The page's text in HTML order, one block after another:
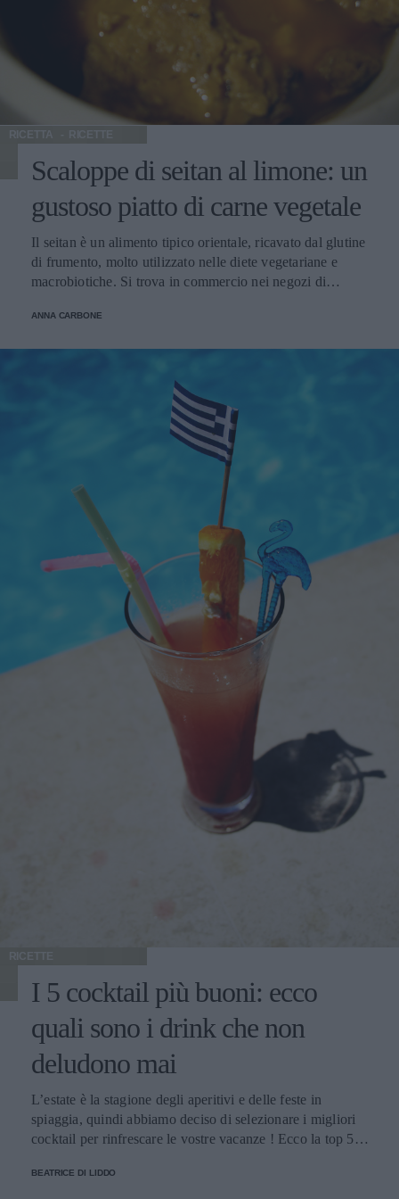
chi soffre di calcoli renali poiché, rilasciando grandi
quantità di liquidi, appesantiscono le funzioni di questi
RICETTA
Scaloppe di seitan al limone: un
gustoso piatto di carne vegetale
Il seitan è un alimento tipico orientale, ricavato dal glutine
di frumento, molto utilizzato nelle diete vegetariane e
macrobiotiche. Si trova in commercio nei negozi di
altri ingredienti, ma anche al naturale. Il seitan è ricco di
sughi o salse a base di verdure. Tuttavia, poiché le proteine
del seitan non sono complete, è meglio associarlo ai
legumi per completare le sue proprietà nutrizionali. In
questa ricetta, molto semplice e velocissima, ingredienti
semplici per insaporire: olive verdi denocciolate, olio
rigorosamente extravergine d'oliva, zenzero e “kuzu”, una
fecola naturale che viene usata per addensare zuppe,
verdure, salse, dolci e budini. Lo si trova nei negozi di
prodotti naturali. Ed ecco delle saporite scaloppe per i
vegetariani più convinti.
ANNA CARBONE
RICETTE
I 5 cocktail più buoni: ecco
quali sono i drink che non
deludono mai
L’estate è la stagione degli aperitivi e delle feste in
spiaggia, quindi abbiamo deciso di selezionare i migliori
cocktail per rinfrescare le vostre vacanze ! Ecco la top 5
pestando in un bicchiere un paio di cucchiaini di zucchero,
BEATRICE DI LIDDO